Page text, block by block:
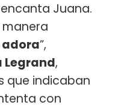
encanta Juana.
adora”,
Legrand,
que indicaban
con